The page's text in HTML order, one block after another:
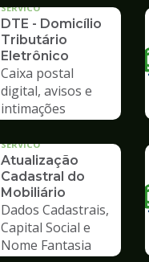
SERVICO
DTE - Domicílio
Tributário
Eletrônico
Caixa postal
digital, avisos e
intimações
SERVICO
Atualização
Cadastral do
Mobiliário
Dados Cadastrais,
Capital Social e
Nome Fantasia